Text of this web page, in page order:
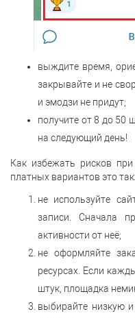
выждите время,
закрывайте и не
и эмодзи не придут;
получите от 8 до 50
на следующий день!
Как избежать рисков при
платных вариантов это
не используйте
записи. Сначала
активности от неё;
не оформляйте
ресурсах. Если
штук, площадка
выбирайте низкую